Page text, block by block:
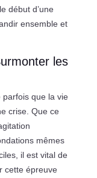
début d’une
ensemble et
les
parfois que la vie
crise. Que ce
mêmes
il est vital de
cette épreuve